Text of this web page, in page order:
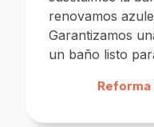
renovamos
Garantizamos
un baño listo